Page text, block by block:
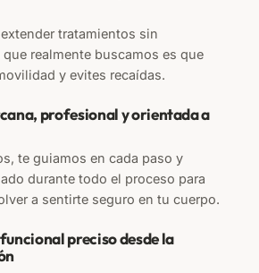
tratamientos sin
que realmente buscamos es que
y evites recaídas.
profesional y orientada a
te guiamos en cada paso y
durante todo el proceso para
a sentirte seguro en tu cuerpo.
preciso desde la